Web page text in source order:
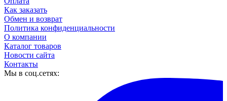
Как заказать
Обмен и возврат
Политика конфиденциальности
О компании
Каталог товаров
Новости сайта
Контакты
Мы в соц.сетях: